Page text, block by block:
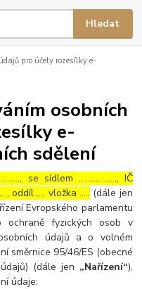
Hledat
pro účely rozesílky e-
osobních
e-
sdělení
se sídlem ………………, IČ
oddíl …, vložka ….. (dále jen
Evropského parlamentu
fyzických osob v
údajů a o volném
směrnice 95/46/ES (obecné
(dále jen „Nařízení“),
údaje: